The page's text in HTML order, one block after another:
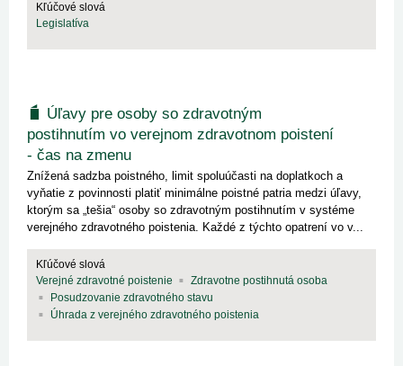
Kľúčové slová
Legislatíva
Úľavy pre osoby so zdravotným
postihnutím vo verejnom zdravotnom poistení
- čas na zmenu
Znížená sadzba poistného, limit spoluúčasti na doplatkoch a
vyňatie z povinnosti platiť minimálne poistné patria medzi úľavy,
ktorým sa „tešia“ osoby so zdravotným postihnutím v systéme
verejného zdravotného poistenia. Každé z týchto opatrení vo v...
Kľúčové slová
Verejné zdravotné poistenie
Zdravotne postihnutá osoba
Posudzovanie zdravotného stavu
Úhrada z verejného zdravotného poistenia